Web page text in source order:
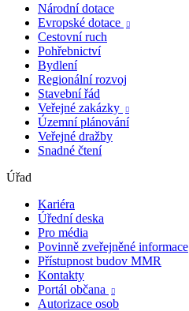
Národní dotace
Evropské dotace

Cestovní ruch
Pohřebnictví
Bydlení
Regionální rozvoj
Stavební řád
Veřejné zakázky

Územní plánování
Veřejné dražby
Snadné čtení
Úřad
Kariéra
Úřední deska
Pro média
Povinně zveřejněné informace
Přístupnost budov MMR
Kontakty
Portál občana

Autorizace osob